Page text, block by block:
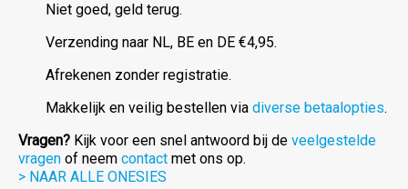
Niet goed, geld terug.
Verzending naar NL, BE en DE €4,95.
Afrekenen zonder registratie.
Makkelijk en veilig bestellen via diverse betaalopties.
Vragen? Kijk voor een snel antwoord bij de veelgestelde
vragen of neem contact met ons op.
> NAAR ALLE ONESIES